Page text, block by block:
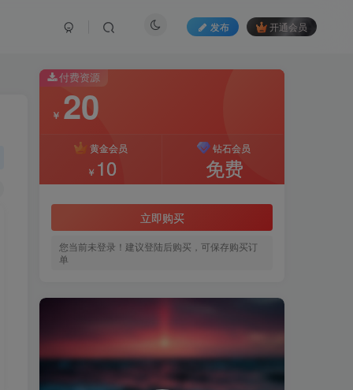
发布 开通会员
付费资源
￥ 20
黄金会员
￥ 10
钻石会员
免费
立即购买
您当前未登录！建议登陆后购买，可保存购买订
单